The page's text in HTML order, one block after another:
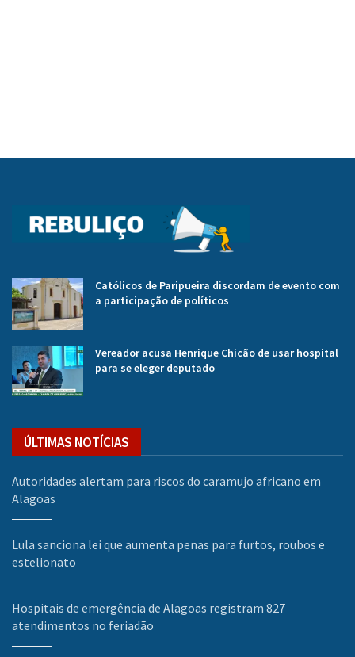
Católicos de Paripueira discordam de evento com
a participação de políticos
Vereador acusa Henrique Chicão de usar hospital
para se eleger deputado
ÚLTIMAS NOTÍCIAS
Autoridades alertam para riscos do caramujo africano em
Alagoas
Lula sanciona lei que aumenta penas para furtos, roubos e
estelionato
Hospitais de emergência de Alagoas registram 827
atendimentos no feriadão